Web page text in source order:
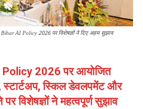
AI Policy 2026 पर विशेषज्ञों ने दिए अहम सुझाव
Policy 2026 पर आयोजित
स्टार्टअप, स्किल डेवलपमेंट और
पर विशेषज्ञों ने महत्वपूर्ण सुझाव